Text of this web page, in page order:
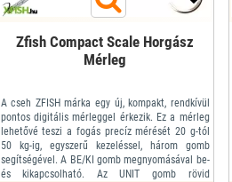
Zfish Compact Scale Horgász
Mérleg
A cseh ZFISH márka egy új, kompakt, rendkívül
pontos digitális mérleggel érkezik. Ez a mérleg
lehetővé teszi a fogás precíz mérését 20 g-tól
50 kg-ig, egyszerű kezeléssel, három gomb
segítségével. A BE/KI gomb megnyomásával be-
és kikapcsolható. Az UNIT gomb rövid